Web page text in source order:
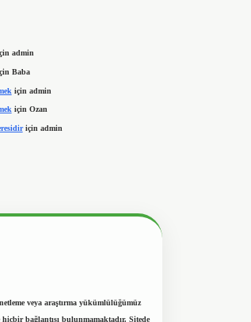
admin
Baba
için admin
için Ozan
için admin
veya araştırma yükümlülüğümüz
bağlantısı bulunmamaktadır. Sitede